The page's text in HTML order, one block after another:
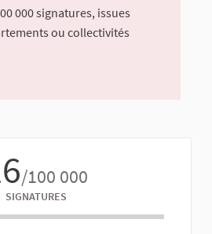
000 signatures, issues
ou collectivités
/100 000
SIGNATURES